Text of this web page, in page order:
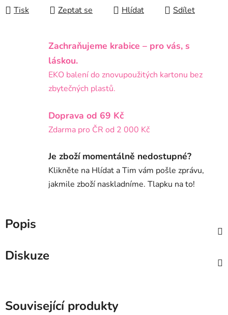
Tisk Zeptat se Hlídat Sdílet
Zachraňujeme krabice – pro vás, s
láskou.
EKO balení do znovupoužitých kartonu bez
zbytečných plastů.
Doprava od 69 Kč
Zdarma pro ČR od 2 000 Kč
Je zboží momentálně nedostupné?
Klikněte na Hlídat a Tim vám pošle zprávu,
jakmile zboží naskladníme. Tlapku na to!
Popis
Diskuze
Související produkty